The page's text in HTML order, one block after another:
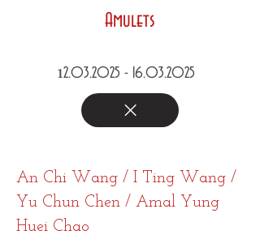
Amulets
12.03.2025 - 16.03.2025
An Chi Wang / I Ting Wang /
Yu Chun Chen / Amal Yung
Huei Chao